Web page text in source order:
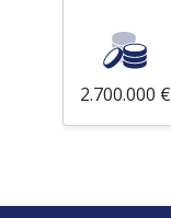
2.700.000 €